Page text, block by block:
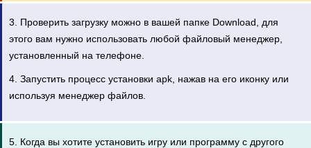
3. Проверить загрузку можно в вашей папке Download, для
этого вам нужно использовать любой файловый менеджер,
установленный на телефоне.
4. Запустить процесс установки apk, нажав на его иконку или
используя менеджер файлов.
5. Когда вы хотите установить игру или программу с другого